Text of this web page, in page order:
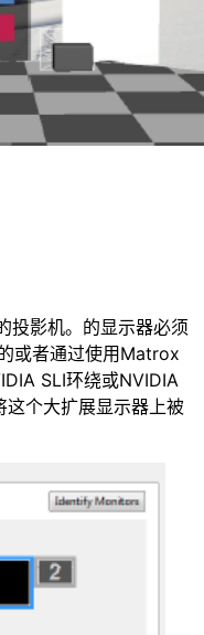
投影机。的显示器必须
或者通过使用Matrox
SLI环绕或NVIDIA
个大扩展显示器上被